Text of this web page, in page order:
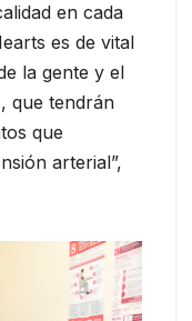
en cada
es de vital
la gente y el
que tendrán
que
arterial”,